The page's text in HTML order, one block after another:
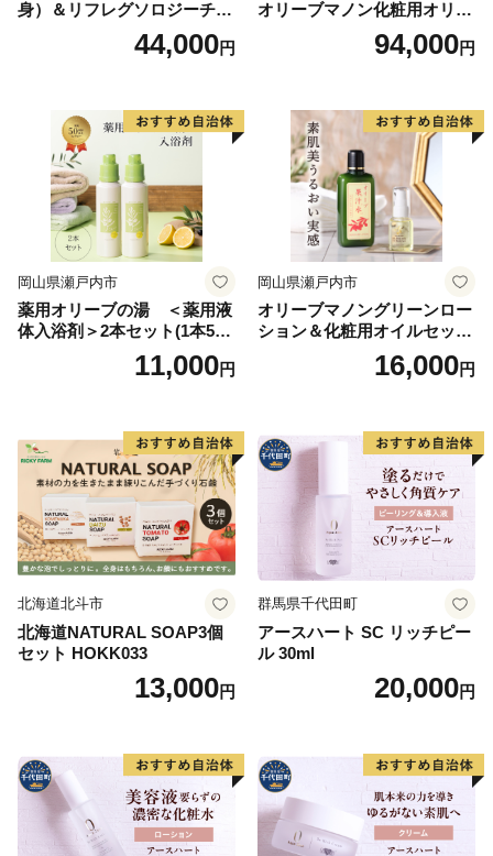
身）＆リフレグソロジーチケ
44,000円
オリーブマノン化粧用オリー
ブオイル 200ml オリーブ オ
イル 美容 スキンケア 化粧用
94,000円
岡山県瀬戸内市
薬用オリーブの湯 ＜薬用液
体入浴剤＞2本セット(1本500
11,000円
岡山県瀬戸内市
オリーブマノングリーンロー
ション＆化粧用オイルセット
美容グッズ スキンケア 化粧
16,000円
北海道北斗市
北海道NATURAL SOAP3個
セット HOKK033
13,000円
群馬県千代田町
アースハート SC リッチピー
ル 30ml
20,000円